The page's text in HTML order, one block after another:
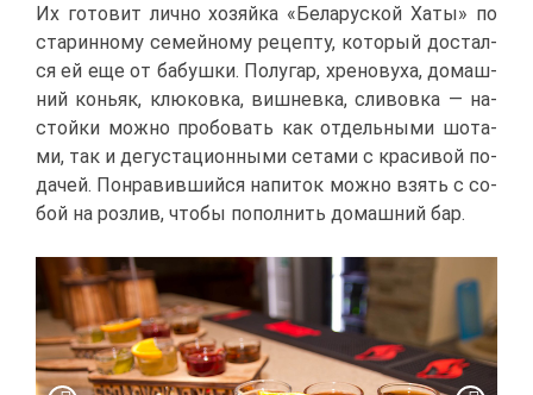
Их го­то­вит лич­но хо­зяй­ка «Бе­ла­рус­кой Ха­ты» по
ста­рин­но­му се­мей­но­му ре­цеп­ту, ко­то­рый до­стал­
ся ей еще от ба­буш­ки. По­лу­гар, хре­но­вуха, до­маш­
ний ко­ньяк, клю­ков­ка, виш­нев­ка, сли­во­вка — на­
стой­ки мож­но про­бо­вать как от­дель­ны­ми шо­та­
ми, так и де­гу­ста­ци­он­ны­ми се­та­ми с кра­си­вой по­
да­чей. По­нра­вив­ший­ся на­пи­ток мож­но взять с со­
бой на роз­лив, что­бы по­пол­нить до­маш­ний бар.